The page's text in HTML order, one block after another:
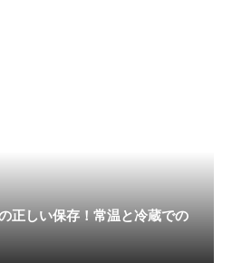
正しい保存！常温と冷蔵での